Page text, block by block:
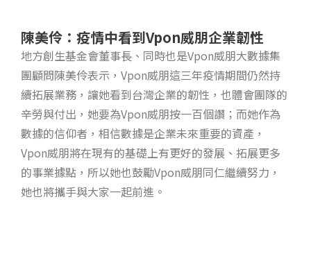
陳美伶：疫情中看到Vpon威朋企業韌性
地方創生基金會董事長、同時也是Vpon威朋大數據集
團顧問陳美伶表示，Vpon威朋這三年疫情期間仍然持
續拓展業務，讓她看到台灣企業的韌性，也體會團隊的
辛勞與付出，她要為Vpon威朋按一百個讚；而她作為
數據的信仰者，相信數據是企業未來重要的資產，
Vpon威朋將在現有的基礎上有更好的發展、拓展更多
的事業據點，所以她也鼓勵Vpon威朋同仁繼續努力，
她也將攜手與大家一起前進。